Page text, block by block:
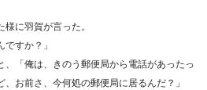
に羽賀が言った。
ですか？」
、「俺は、きのう郵便局から電話があったっ
お前さ、今何処の郵便局に居るんだ？」